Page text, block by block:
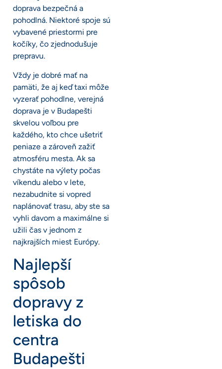
doprava bezpečná a
pohodlná. Niektoré spoje sú
vybavené priestormi pre
kočíky, čo zjednodušuje
prepravu.
Vždy je dobré mať na
pamäti, že aj keď taxi môže
vyzerať pohodlne, verejná
doprava je v Budapešti
skvelou voľbou pre
každého, kto chce ušetriť
peniaze a zároveň zažiť
atmosféru mesta. Ak sa
chystáte na výlety počas
víkendu alebo v lete,
nezabudnite si vopred
naplánovať trasu, aby ste sa
vyhli davom a maximálne si
užili čas v jednom z
najkrajších miest Európy.
Najlepší
spôsob
dopravy z
letiska do
centra
Budapešti